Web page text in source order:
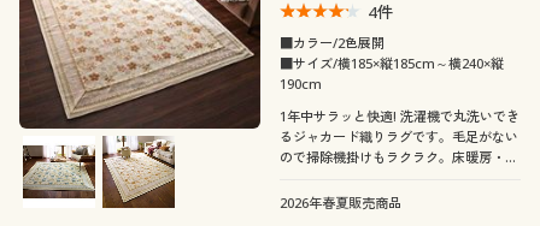
4件
■カラー/2色展開
■サイズ/横185×縦185cm～横240×縦
190cm
1年中サラッと快適! 洗濯機で丸洗いでき
るジャカード織りラグです。毛足がない
ので掃除機掛けもラクラク。床暖房・ホ
2026年春夏販売商品